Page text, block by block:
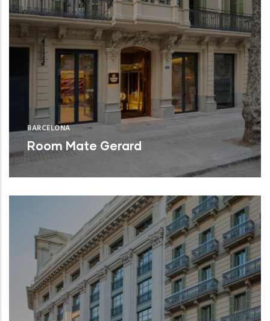
BARCELONA
Room Mate Gerard